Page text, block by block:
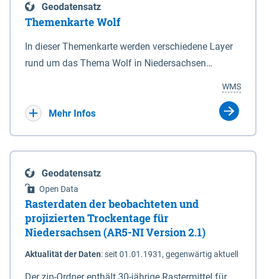
enthalten. Sperrwerke Sperrwerke sind Bauwerke
mit Sperrvorrichtungen in Tidegewässern, die dem
Schutz eines Gebietes vor erhöhten Tiden, vor allem
vor Sturmfluten, zu dienen bestimmt sind (§2 Abs.3
Eigenschaft eines Sperrwerkes durch Widmung, die
die Deichbehörde durch Verordnung ausspricht.
Geodatensatz
Themenkarte Wolf
In dieser Themenkarte werden verschiedene Layer
rund um das Thema Wolf in Niedersachsen
sowie Status der bestehenden Wolfsterritorien im
laufenden Monitoringjahr.
WMS
Mehr Infos
Geodatensatz
Open Data
Rasterdaten der beobachteten und
projizierten Trockentage für
Niedersachsen (AR5-NI Version 2.1)
Aktualität der Daten:seit 01.01.1931, gegenwärtig aktuell